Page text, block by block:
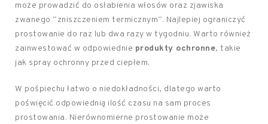
może prowadzić do osłabienia włosów oraz zjawiska
zwanego “zniszczeniem termicznym”. Najlepiej ograniczyć
prostowanie do raz lub dwa razy w tygodniu. Warto również
zainwestować w odpowiednie produkty ochronne, takie
jak spray ochronny przed ciepłem.
W pośpiechu łatwo o niedokładności, dlatego warto
poświęcić odpowiednią ilość czasu na sam proces
prostowania. Nierównomierne prostowanie może